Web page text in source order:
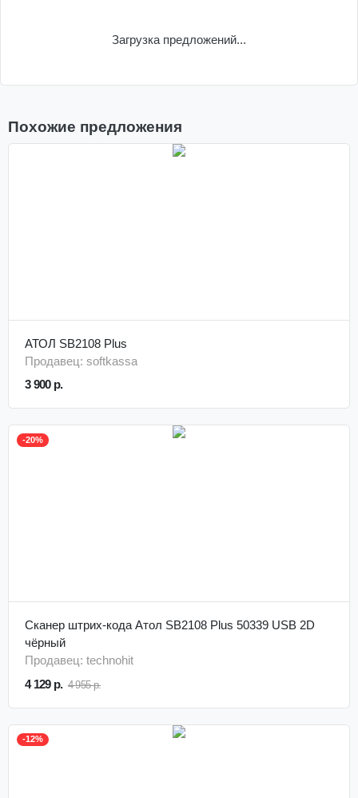
Загрузка предложений...
Похожие предложения
АТОЛ SB2108 Plus
Продавец: softkassa
3 900 р.
-20%
Сканер штрих-кода Атол SB2108 Plus 50339 USB 2D
чёрный
Продавец: technohit
4 129 р. 4 955 р.
-12%